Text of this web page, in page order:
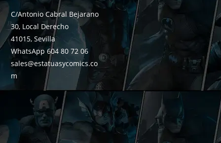
C/Antonio Cabral Bejarano
30, Local Derecho
41015, Sevilla
WhatsApp 604 80 72 06
sales@estatuasycomics.co
m